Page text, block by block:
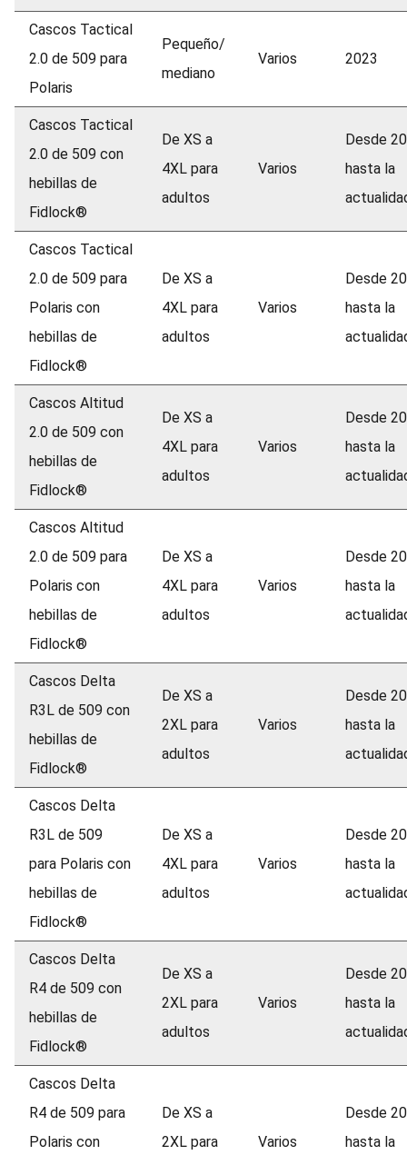
Cascos Tactical
2.0 de 509 para
Polaris
Pequeño/
mediano
Varios 2023
Cascos Tactical
2.0 de 509 con
hebillas de
Fidlock®
De XS a
4XL para
adultos
Varios
Desde
hasta la
Cascos Tactical
2.0 de 509 para
Polaris con
hebillas de
Fidlock®
De XS a
4XL para
adultos
Varios
Desde
hasta la
Cascos Altitud
2.0 de 509 con
hebillas de
Fidlock®
De XS a
4XL para
adultos
Varios
Desde
hasta la
Cascos Altitud
2.0 de 509 para
Polaris con
hebillas de
Fidlock®
De XS a
4XL para
adultos
Varios
Desde
hasta la
Cascos Delta
R3L de 509 con
hebillas de
Fidlock®
De XS a
2XL para
adultos
Varios
Desde
hasta la
Cascos Delta
R3L de 509
para Polaris con
hebillas de
Fidlock®
De XS a
4XL para
adultos
Varios
Desde
hasta la
Cascos Delta
R4 de 509 con
hebillas de
Fidlock®
De XS a
2XL para
adultos
Varios
Desde
hasta la
Cascos Delta
R4 de 509 para
Polaris con
De XS a
2XL para
Varios
Desde
hasta la